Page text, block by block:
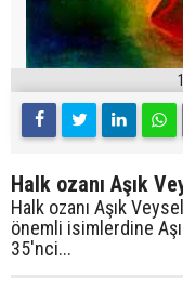
Halk ozanı Aşık
Halk ozanı Aşık
önemli isimlerdine
35'nci...